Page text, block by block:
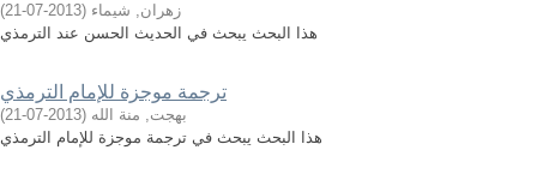
زهران, شيماء (
2013-07-21
)
هذا البحث يبحث في الحديث الحسن عند الترمذي
ترجمة موجزة للإمام الترمذي
بهجت, منة الله (
2013-07-21
)
هذا البحث يبحث في ترجمة موجزة للإمام الترمذي